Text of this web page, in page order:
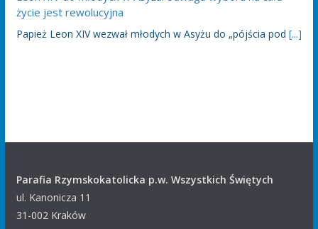
życie jest rewolucyjna
Papież Leon XIV wezwał młodych w Asyżu do „pójścia pod [...]
Parafia Rzymskokatolicka p.w. Wszystkich Świętych
ul. Kanonicza 11
31-002 Kraków